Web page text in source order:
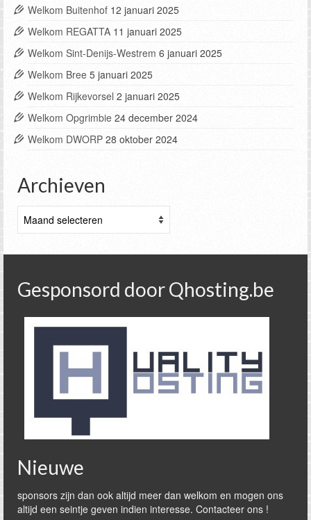
Welkom Buitenhof 12 januari 2025
Welkom REGATTA 11 januari 2025
Welkom Sint-Denijs-Westrem 6 januari 2025
Welkom Bree 5 januari 2025
Welkom Rijkevorsel 2 januari 2025
Welkom Opgrimbie 24 december 2024
Welkom DWORP 28 oktober 2024
Archieven
Gesponsord door Qhosting.be
Nieuwe
sponsors zijn dan ook altijd meer dan welkom en mogen ons
altijd een seintje geven indien interesse. Contacteer ons !